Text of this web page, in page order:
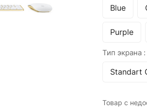
Blue
Purple
Тип экрана :
Standart
Товар с